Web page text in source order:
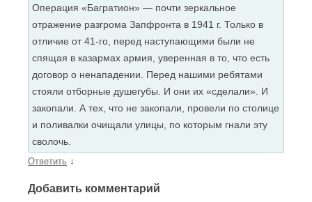
Операция «Багратион» — почти зеркальное
отражение разгрома Запфронта в 1941 г. Только в
отличие от 41-го, перед наступающими были не
спящая в казармах армия, уверенная в то, что есть
договор о ненападении. Перед нашими ребятами
стояли отборные душегубы. И они их «сделали». И
закопали. А тех, что не закопали, провели по столице
и поливалки очищали улицы, по которым гнали эту
сволочь.
Ответить ↓
Добавить комментарий